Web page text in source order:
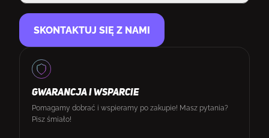
SKONTAKTUJ SIĘ Z NAMI
GWARANCJA I WSPARCIE
Pomagamy dobrać i wspieramy po zakupie! Masz pytania?
Pisz śmiało!